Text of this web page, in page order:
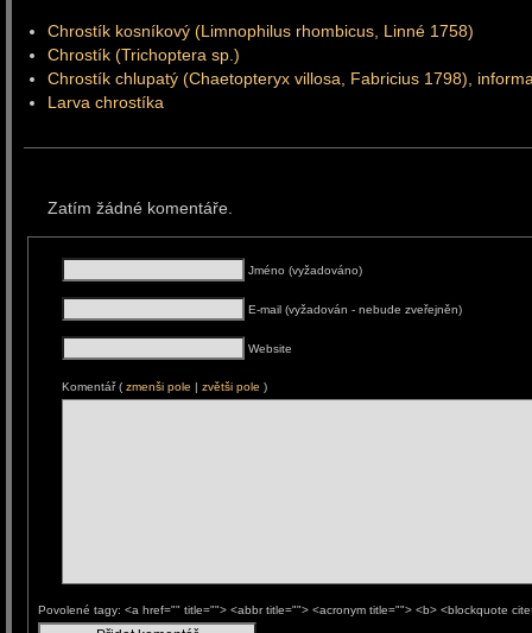
Chrostík kosníkový (Limnophilus rhombicus, Linné 1758)
Chrostík (Trichoptera sp.)
Chrostík chlupatý (Chaetopteryx villosa, Fabricius 1798),
Larva chrostíka
Zatím žádné komentáře.
Jméno (vyžadováno)
E-mail (vyžadován - nebude zveřejněn)
Website
Komentář ( zmenši pole | zvětši pole )
Povolené tagy: <a href="" title=""> <abbr title=""> <acronym title=""> <b> <blockquote